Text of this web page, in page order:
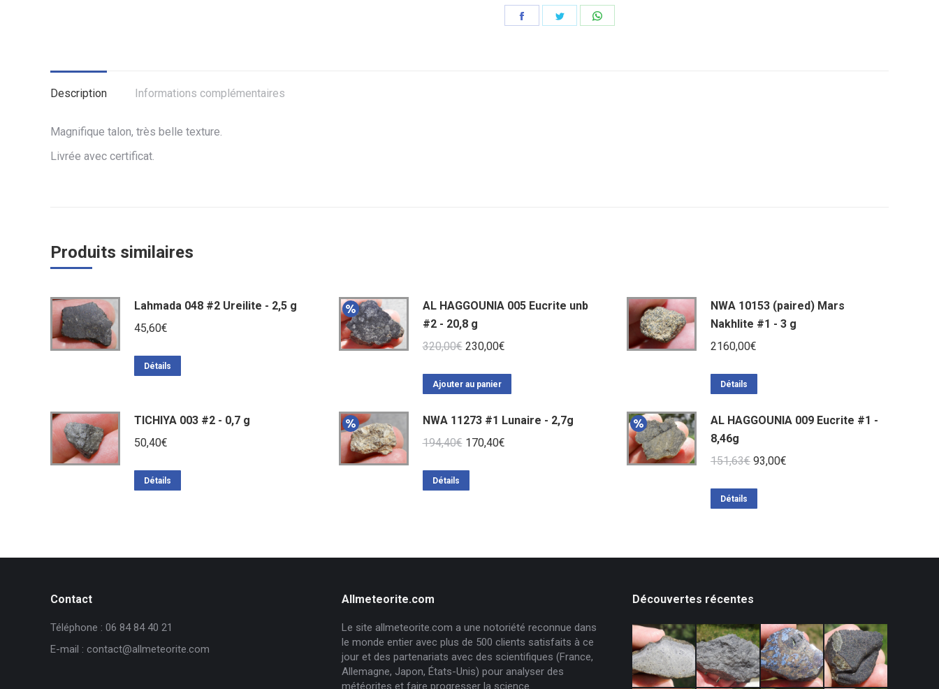
Partager Partager
Description Informations complémentaires
Magnifique talon, très belle texture.
Livrée avec certificat.
Produits similaires
Lahmada 048 #2 Ureilite - 2,5 g
45,60€
Détails
AL HAGGOUNIA 005 Eucrite unb
#2 - 20,8 g
320,00€ Le
initial
320,00€.
230,00€Le
230,00€.
Ajouter au panier
NWA 10153 (paired) Mars
Nakhlite #1 - 3 g
2160,00€
Détails
TICHIYA 003 #2 - 0,7 g
50,40€
Détails
NWA 11273 #1 Lunaire - 2,7g
194,40€ Le
170,40€Le
Détails
AL HAGGOUNIA 009 Eucrite #1 -
8,46g
151,63€ Le
93,00€
Détails
Contact
Téléphone : 06 84 84 40 21
E-mail : contact@allmeteorite.com
Allmeteorite.com
Le site allmeteorite.com a une notoriété reconnue dans
le monde entier avec plus de 500 clients satisfaits à ce
jour et des partenariats avec des scientifiques (France,
Allemagne, Japon, États-Unis) pour analyser des
météorites et faire progresser la science.
Découvertes récentes